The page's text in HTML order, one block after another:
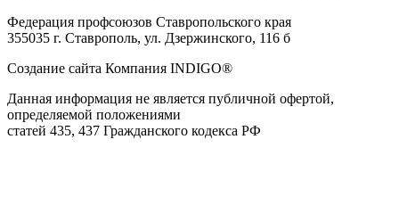
Федерация профсоюзов Ставропольского края
355035 г. Ставрополь, ул. Дзержинского, 116 б
Создание сайта Компания INDIGO®
Данная информация не является публичной офертой,
определяемой положениями
статей 435, 437 Гражданского кодекса РФ